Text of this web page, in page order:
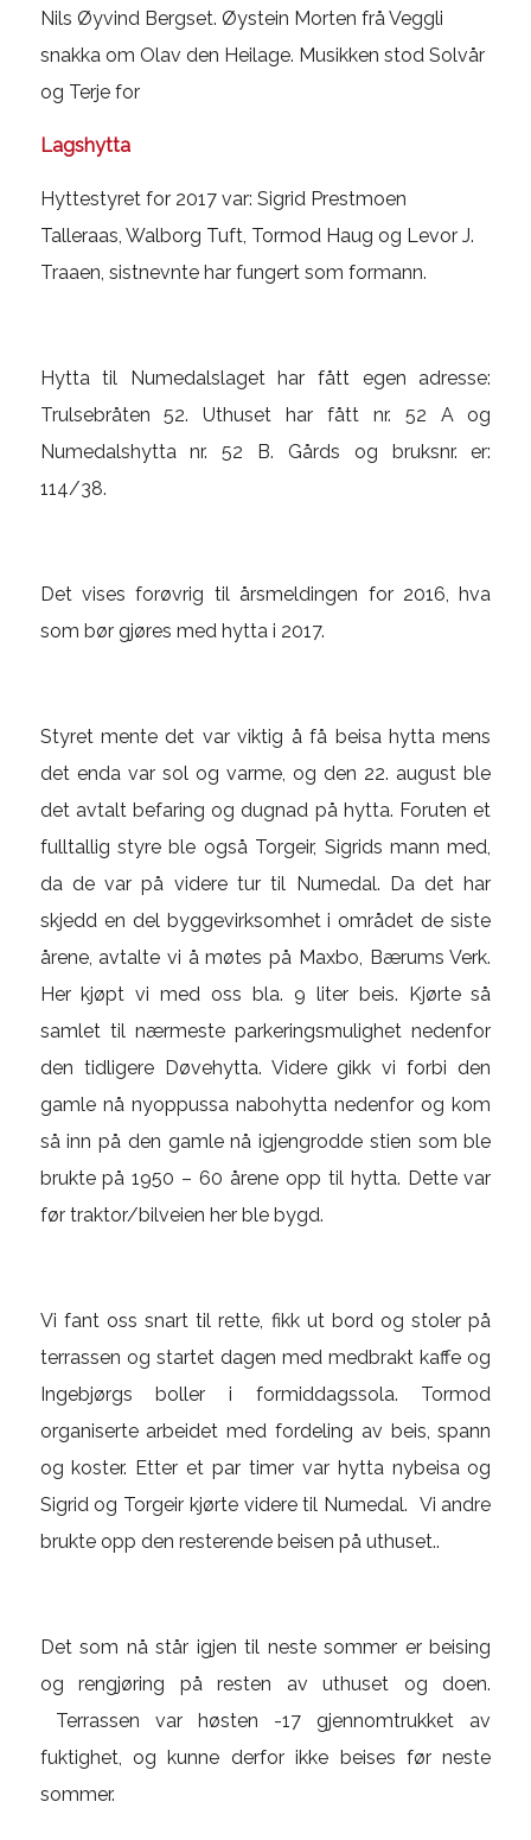
Nils Øyvind Bergset. Øystein Morten frå Veggli
snakka om Olav den Heilage. Musikken stod Solvår
og Terje for
Lagshytta
Hyttestyret for 2017 var: Sigrid Prestmoen
Talleraas, Walborg Tuft, Tormod Haug og Levor J.
Traaen, sistnevnte har fungert som formann.
Hytta til Numedalslaget har fått egen adresse:
Trulsebråten 52. Uthuset har fått nr. 52 A og
Numedalshytta nr. 52 B. Gårds og bruksnr. er:
114/38.
Det vises forøvrig til årsmeldingen for 2016, hva
som bør gjøres med hytta i 2017.
Styret mente det var viktig å få beisa hytta mens
det enda var sol og varme, og den 22. august ble
det avtalt befaring og dugnad på hytta. Foruten et
fulltallig styre ble også Torgeir, Sigrids mann med,
da de var på videre tur til Numedal. Da det har
skjedd en del byggevirksomhet i området de siste
årene, avtalte vi å møtes på Maxbo, Bærums Verk.
Her kjøpt vi med oss bla. 9 liter beis. Kjørte så
samlet til nærmeste parkeringsmulighet nedenfor
den tidligere Døvehytta. Videre gikk vi forbi den
gamle nå nyoppussa nabohytta nedenfor og kom
så inn på den gamle nå igjengrodde stien som ble
brukte på 1950 – 60 årene opp til hytta. Dette var
før traktor/bilveien her ble bygd.
Vi fant oss snart til rette, fikk ut bord og stoler på
terrassen og startet dagen med medbrakt kaffe og
Ingebjørgs boller i formiddagssola. Tormod
organiserte arbeidet med fordeling av beis, spann
og koster. Etter et par timer var hytta nybeisa og
Sigrid og Torgeir kjørte videre til Numedal. Vi andre
brukte opp den resterende beisen på uthuset..
Det som nå står igjen til neste sommer er beising
og rengjøring på resten av uthuset og doen.
Terrassen var høsten -17 gjennomtrukket av
fuktighet, og kunne derfor ikke beises før neste
sommer.